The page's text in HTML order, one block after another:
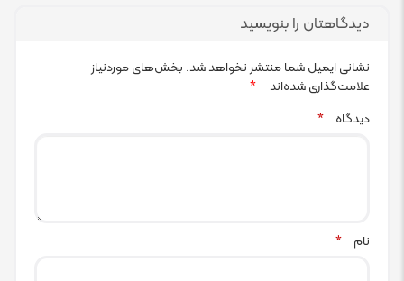
دیدگاهتان را بنویسید
نشانی ایمیل شما منتشر نخواهد شد. بخش‌های موردنیاز
علامت‌گذاری شده‌اند
*
دیدگاه
*
نام *